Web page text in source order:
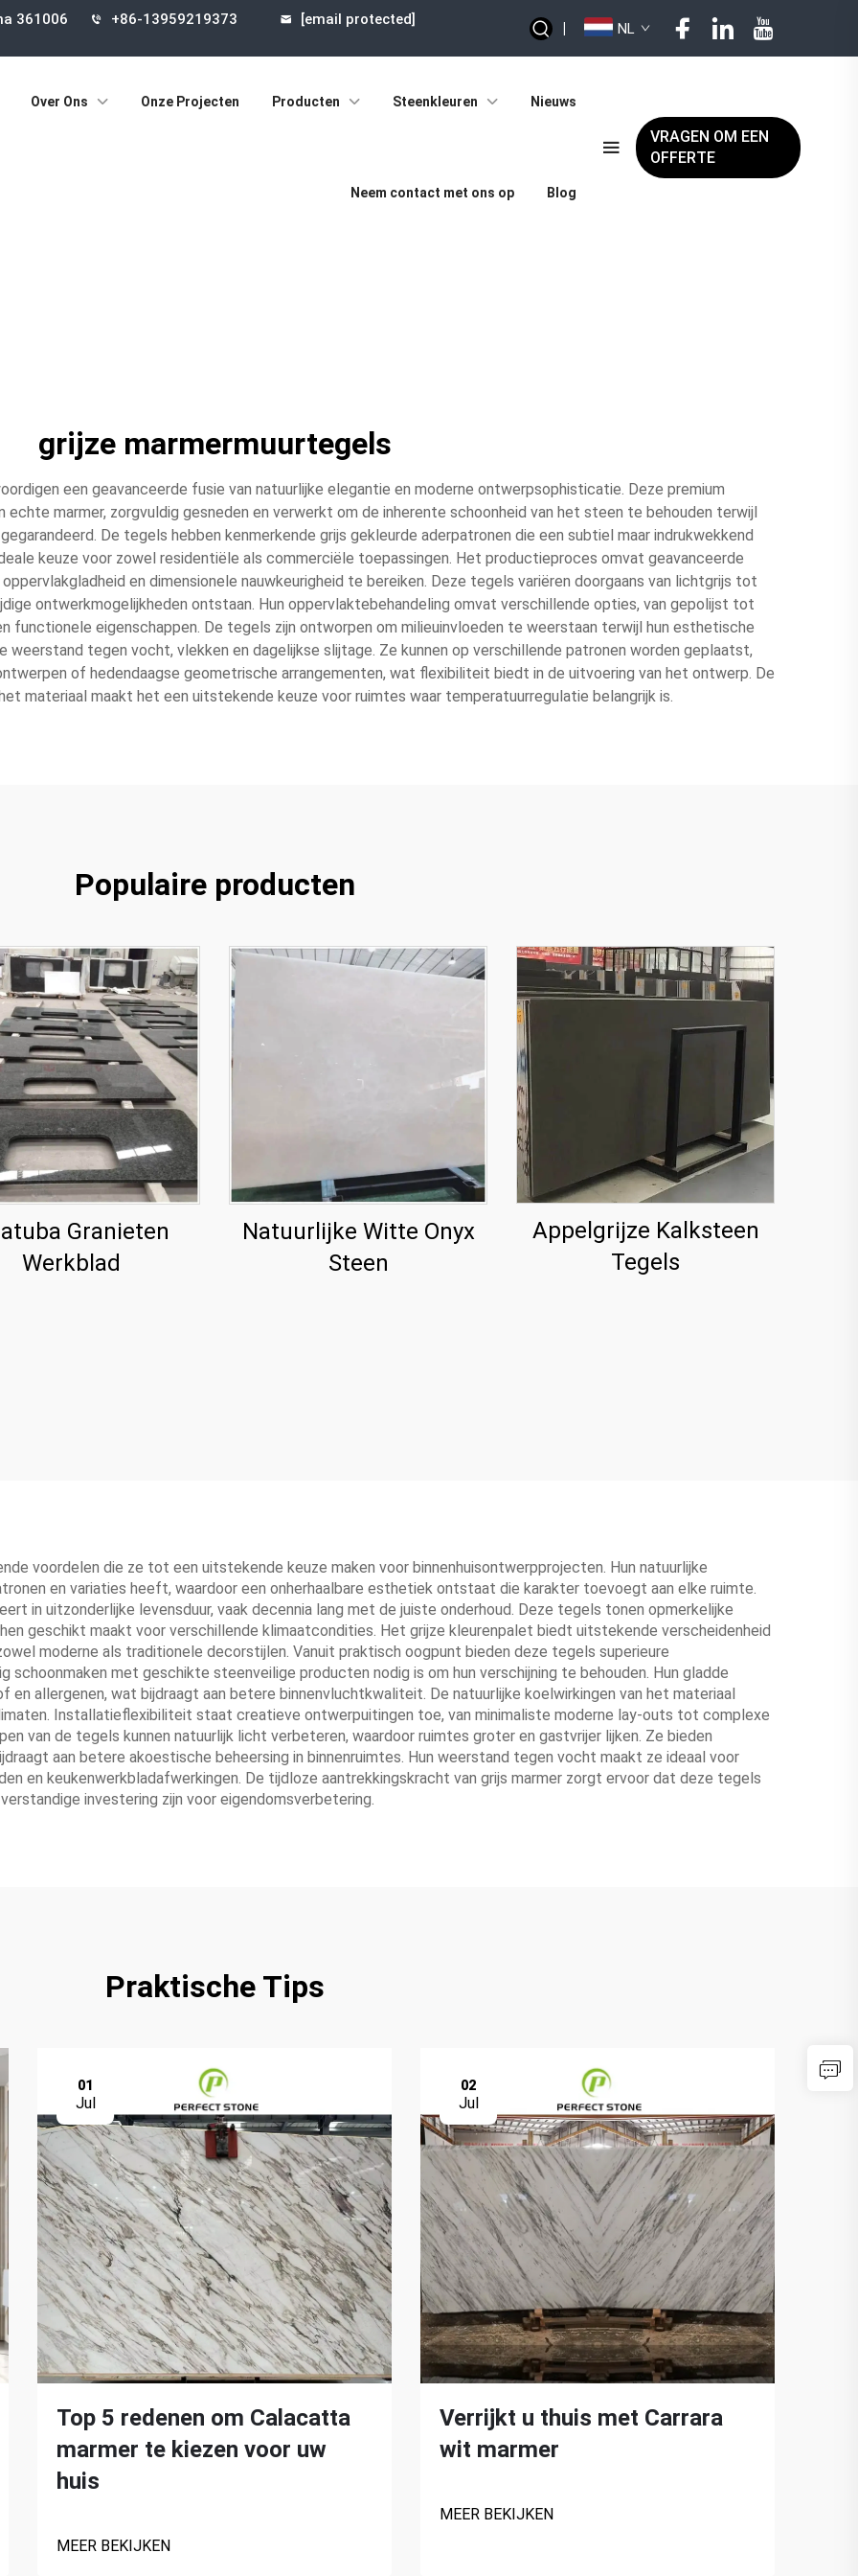
361006 +86-13959219373 [email protected] | NL
Over Ons Onze Projecten Producten Steenkleuren Nieuws
Neem contact met ons op Blog
VRAGEN OM EEN
OFFERTE
grijze marmermuurtegels
een geavanceerde fusie van natuurlijke elegantie en moderne ontwerpsophisticatie. Deze premium
marmer, zorgvuldig gesneden en verwerkt om de inherente schoonheid van het steen te behouden terwijl
De tegels hebben kenmerkende grijs gekleurde aderpatronen die een subtiel maar indrukwekkend
keuze voor zowel residentiële als commerciële toepassingen. Het productieproces omvat geavanceerde
en dimensionele nauwkeurigheid te bereiken. Deze tegels variëren doorgaans van lichtgrijs tot
ontwerkmogelijkheden ontstaan. Hun oppervlaktebehandeling omvat verschillende opties, van gepolijst tot
functionele eigenschappen. De tegels zijn ontworpen om milieuinvloeden te weerstaan terwijl hun esthetische
tegen vocht, vlekken en dagelijkse slijtage. Ze kunnen op verschillende patronen worden geplaatst,
of hedendaagse geometrische arrangementen, wat flexibiliteit biedt in de uitvoering van het ontwerp. De
materiaal maakt het een uitstekende keuze voor ruimtes waar temperatuurregulatie belangrijk is.
Populaire producten
Granieten
Werkblad
Natuurlijke Witte Onyx
Steen
Appelgrijze Kalksteen
Tegels
voordelen die ze tot een uitstekende keuze maken voor binnenhuisontwerpprojecten. Hun natuurlijke
en variaties heeft, waardoor een onherhaalbare esthetiek ontstaat die karakter toevoegt aan elke ruimte.
in uitzonderlijke levensduur, vaak decennia lang met de juiste onderhoud. Deze tegels tonen opmerkelijke
geschikt maakt voor verschillende klimaatcondities. Het grijze kleurenpalet biedt uitstekende verscheidenheid
moderne als traditionele decorstijlen. Vanuit praktisch oogpunt bieden deze tegels superieure
schoonmaken met geschikte steenveilige producten nodig is om hun verschijning te behouden. Hun gladde
allergenen, wat bijdraagt aan betere binnenvluchtkwaliteit. De natuurlijke koelwirkingen van het materiaal
Installatieflexibiliteit staat creatieve ontwerpuitingen toe, van minimaliste moderne lay-outs tot complexe
van de tegels kunnen natuurlijk licht verbeteren, waardoor ruimtes groter en gastvrijer lijken. Ze bieden
aan betere akoestische beheersing in binnenruimtes. Hun weerstand tegen vocht maakt ze ideaal voor
en keukenwerkbladafwerkingen. De tijdloze aantrekkingskracht van grijs marmer zorgt ervoor dat deze tegels
investering zijn voor eigendomsverbetering.
Praktische Tips
01
Jul
Top 5 redenen om Calacatta
marmer te kiezen voor uw
huis
MEER BEKIJKEN
02
Jul
Verrijkt u thuis met Carrara
wit marmer
MEER BEKIJKEN